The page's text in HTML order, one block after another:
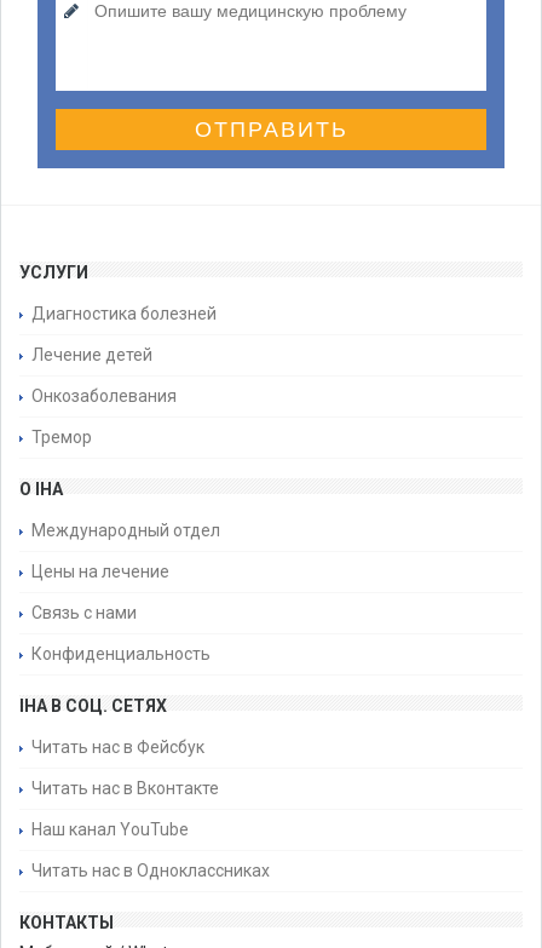
ОТПРАВИТЬ
УСЛУГИ
Диагностика болезней
Лечение детей
Онкозаболевания
Тремор
О IHA
Международный отдел
Цены на лечение
Связь с нами
Конфиденциальность
IHA В СОЦ. СЕТЯХ
Читать нас в Фейсбук
Читать нас в Вконтакте
Наш канал YouTube
Читать нас в Одноклассниках
КОНТАКТЫ